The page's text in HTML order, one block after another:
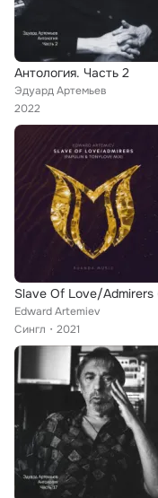
Антология. Часть 2
Эдуард Артемьев
2022
Edward Artemiev
Сингл
2021